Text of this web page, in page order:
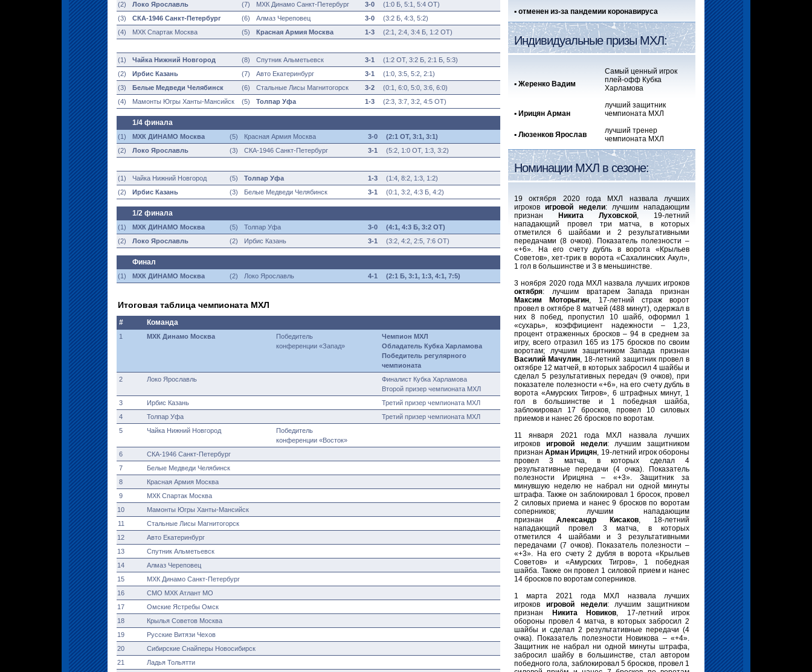
(2)
Локо Ярославль (7) МХК Динамо Санкт-Петербург 3-0 (1:0 Б, 5:1, 5:4 ОТ)
(3)
СКА-1946 Санкт-Петербург (6) Алмаз Череповец 3-0 (3:2 Б, 4:3, 5:2)
(4)
МХК Спартак Москва (5) Красная Армия Москва 1-3 (2:1, 2:4, 3:4 Б, 1:2 ОТ)
(1) Чайка Нижний Новгород (8) Спутник Альметьевск 3-1 (1:2 ОТ, 3:2 Б, 2:1 Б, 5:3)
(2)
Ирбис Казань (7) Авто Екатеринбург 3-1 (1:0, 3:5, 5:2, 2:1)
(3)
Белые Медведи Челябинск (6) Стальные Лисы Магнитогорск 3-2 (0:1, 6:0, 5:0, 3:6, 6:0)
(4)
Мамонты Югры Ханты-Мансийск (5) Толпар Уфа 1-3 (2:3, 3:7, 3:2, 4:5 ОТ)
1/4 финала
(1) МХК ДИНАМО Москва (5) Красная Армия Москва 3-0 (2:1 ОТ, 3:1, 3:1)
(2)
Локо Ярославль (3) СКА-1946 Санкт-Петербург 3-1 (5:2, 1:0 ОТ, 1:3, 3:2)
(1) Чайка Нижний Новгород (5) Толпар Уфа 1-3 (1:4, 8:2, 1:3, 1:2)
(2)
Ирбис Казань (3) Белые Медведи Челябинск 3-1 (0:1, 3:2, 4:3 Б, 4:2)
1/2 финала
(1) МХК ДИНАМО Москва (5) Толпар Уфа 3-0 (4:1, 4:3 Б, 3:2 ОТ)
(2)
Локо Ярославль (2) Ирбис Казань 3-1 (3:2, 4:2, 2:5, 7:6 ОТ)
Финал
(1) МХК ДИНАМО Москва (2) Локо Ярославль 4-1 (2:1 Б, 3:1, 1:3, 4:1, 7:5)
Итоговая таблица чемпионата МХЛ
# Команда
1 МХК Динамо Москва
Победитель
конференции «Запад»
Чемпион МХЛ
Обладатель Кубка Харламова
Победитель регулярного
чемпионата
2
Локо Ярославль
Финалист Кубка Харламова
Второй призер чемпионата МХЛ
3
Ирбис Казань
Третий призер чемпионата МХЛ
4
Толпар Уфа
Третий призер чемпионата МХЛ
5
Чайка Нижний Новгород
Победитель
конференции «Восток»
6
СКА-1946 Санкт-Петербург
7
Белые Медведи Челябинск
8
Красная Армия Москва
9
МХК Спартак Москва
10
Мамонты Югры Ханты-Мансийск
11
Стальные Лисы Магнитогорск
12
Авто Екатеринбург
13
Спутник Альметьевск
14
Алмаз Череповец
15
МХК Динамо Санкт-Петербург
16
СМО МХК Атлант МО
17
Омские Ястребы Омск
18
Крылья Советов Москва
19
Русские Витязи Чехов
20
Сибирские Снайперы Новосибирск
21
Ладья Тольятти
▪ отменен из-за пандемии коронавируса
Индивидуальные призы МХЛ:
▪ Жеренко Вадим
Самый ценный игрок
плей-офф Кубка
Харламова
▪ Ирицян Арман
лучший защитник
чемпионата МХЛ
▪ Люзенков Ярослав
лучший тренер
чемпионата МХЛ
Номинации МХЛ в сезоне:
19 октября 2020 года МХЛ назвала лучших
игроковигровой недели: лучшим нападающим
признан
Никита Луховской, 19-летний
нападающий провел три матча, в которых
отметился 6 шайбами и 2 результативными
передачами (8 очков). Показатель полезности –
«+6». На его счету дубль в ворота «Крыльев
Советов», хет-трик в ворота «Сахалинских Акул»,
1 гол в большинстве и 3 в меньшинстве.
3 ноября 2020 года МХЛ назвала лучших игроков
октября: лучшим вратарем Запада признан
Максим Моторыгин, 17-летний страж ворот
провел в октябре 8 матчей (488 минут), одержал в
них 8 побед, пропустил 10 шайб, оформил 1
«сухарь», коэффициент надежности – 1,23,
процент отраженных бросков – 94 в среднем за
игру, всего отразил 165 из 175 бросков по своим
воротам; лучшим защитником Запада признан
Василий Мачулин, 18-летний защитник провел в
октябре 12 матчей, в которых забросил 4 шайбы и
сделал 5 результативных передач (9 очков), при
показателе полезности «+6», на его счету дубль в
ворота «Амурских Тигров», 6 штрафных минут, 1
гол в большинстве и 1 победная шайба,
заблокировал 17 бросков, провел 10 силовых
приемов и нанес 26 бросков по воротам.
11 января 2021 года МХЛ назвала лучших
игроков игровой недели: лучшим защитником
признанАрман Ирицян, 19-летний игрок обороны
провел 3 матча, в которых сделал 4
результативные передачи (4 очка). Показатель
полезности Ирицяна – «+3». Защитник за
минувшую неделю не набрал ни одной минуты
штрафа. Также он заблокировал 1 бросок, провел
2 силовых приема и нанес 9 бросков по воротам
соперников; лучшим нападающим
признан Александр Кисаков, 18-летний
нападающий провел 3 матча, в которых
отметился 4 шайбами и 3 результативными
передачами (7 очков). Показатель полезности –
«+3». На его счету 2 дубля в ворота «Крыльев
Советов» и «Амурских Тигров», 1 победная
шайба. Также он провел 1 силовой прием и нанес
14 бросков по воротам соперников.
1 марта 2021 года МХЛ назвала лучших
игроков игровой недели: лучшим защитником
признан
Никита Новиков, 17-летний игрок
обороны провел 4 матча, в которых забросил 2
шайбы и сделал 2 результативные передачи (4
очка). Показатель полезности Новикова – «+4».
Защитник не набрал ни одной минуты штрафа,
забросил шайбу в большинстве, стал автором
победного гола, заблокировал 5 бросков, провел 1